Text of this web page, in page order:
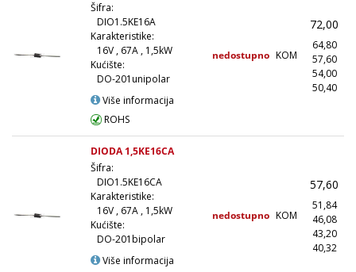
Šifra:
DIO1.5KE16A
Karakteristike:
16V , 67A , 1,5kW
Kućište:
DO-201unipolar
Više informacija
ROHS
nedostupno KOM
72,00
64,80
57,60
54,00
50,40
DIODA 1,5KE16CA
Šifra:
DIO1.5KE16CA
Karakteristike:
16V , 67A , 1,5kW
Kućište:
DO-201bipolar
Više informacija
nedostupno KOM
57,60
51,84
46,08
43,20
40,32